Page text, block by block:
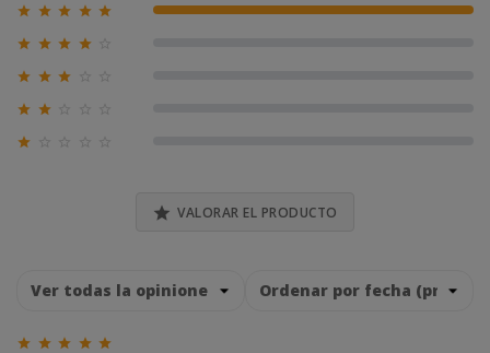
     100% (1)
   
  
 

 VALORAR EL PRODUCTO
    